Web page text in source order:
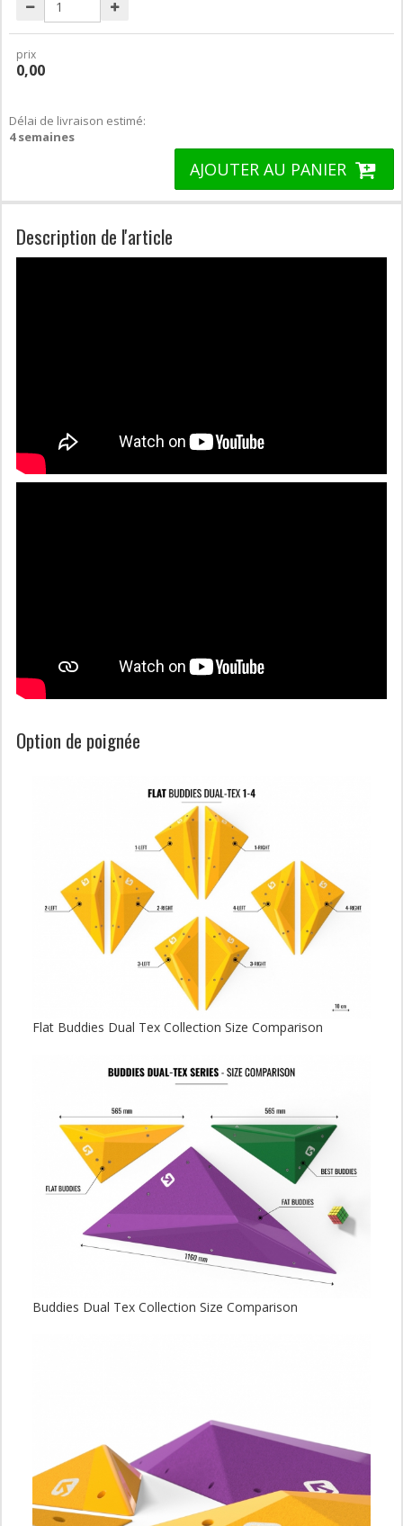
prix
0,00
Délai de livraison estimé:
4 semaines
AJOUTER AU PANIER
Description de l'article
Option de poignée
Flat Buddies Dual Tex Collection Size Comparison
Buddies Dual Tex Collection Size Comparison